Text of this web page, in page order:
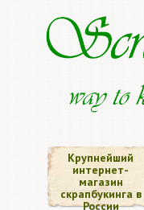
Крупнейший
интернет-
магазин
скрапбукинга в
России